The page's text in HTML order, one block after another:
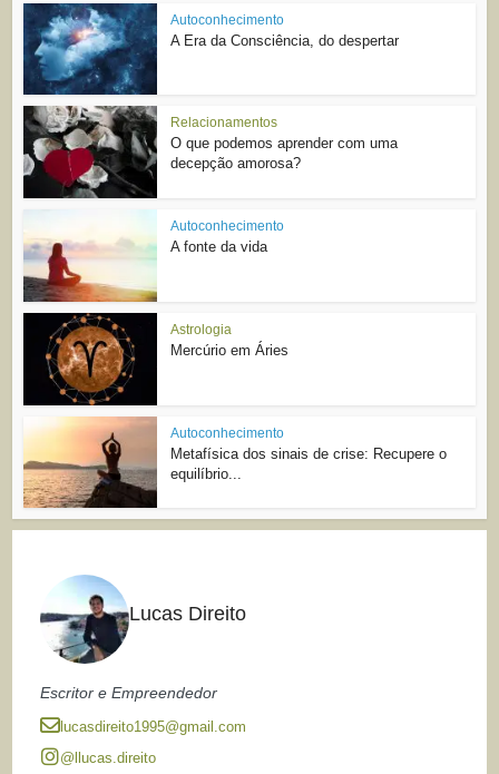
Autoconhecimento
A Era da Consciência, do despertar
Relacionamentos
O que podemos aprender com uma
decepção amorosa?
Autoconhecimento
A fonte da vida
Astrologia
Mercúrio em Áries
Autoconhecimento
Metafísica dos sinais de crise: Recupere o
equilíbrio...
Lucas Direito
Escritor e Empreendedor
lucasdireito1995@gmail.com
@llucas.direito